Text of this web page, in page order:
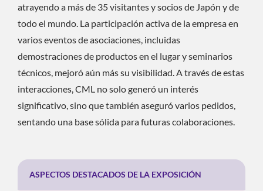
atrayendo a más de 35 visitantes y socios de Japón y de
todo el mundo. La participación activa de la empresa en
varios eventos de asociaciones, incluidas
demostraciones de productos en el lugar y seminarios
técnicos, mejoró aún más su visibilidad. A través de estas
interacciones, CML no solo generó un interés
significativo, sino que también aseguró varios pedidos,
sentando una base sólida para futuras colaboraciones.
ASPECTOS DESTACADOS DE LA EXPOSICIÓN